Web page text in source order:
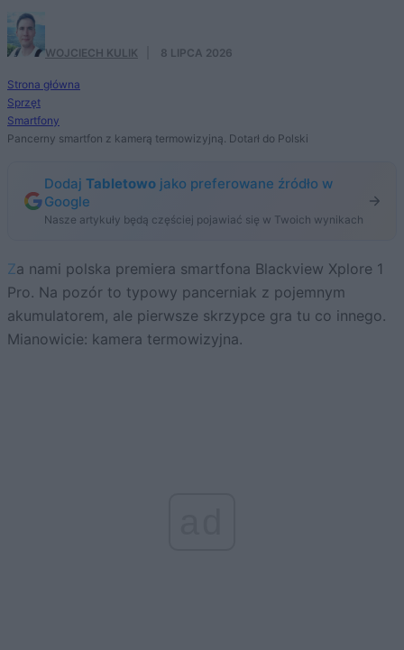
WOJCIECH KULIK 8 LIPCA 2026
Strona główna
Sprzęt
Smartfony
Pancerny smartfon z kamerą termowizyjną. Dotarł do Polski
Dodaj Tabletowo jako preferowane źródło w
Google
Nasze artykuły będą częściej pojawiać się w Twoich wynikach
Za nami polska premiera smartfona Blackview Xplore 1
Pro. Na pozór to typowy pancerniak z pojemnym
akumulatorem, ale pierwsze skrzypce gra tu co innego.
Mianowicie: kamera termowizyjna.